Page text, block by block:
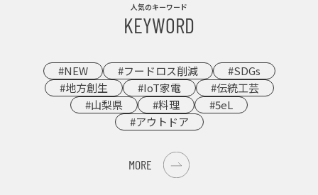
人気のキーワード
KEYWORD
#NEW #フードロス削減
#SDGs
#地方創生
#IoT家電
#伝統工芸
#山梨県
#料理
#5eL
#アウトドア
MORE